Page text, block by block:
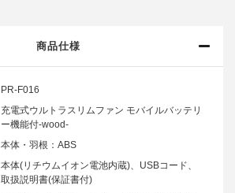
商品仕様
PR-F016
充電式ウルトラスリムファン モバイルバッテリ
ー機能付-wood-
本体・羽根：ABS
本体(リチウムイオン電池内蔵)、USBコード、
取扱説明書(保証書付)